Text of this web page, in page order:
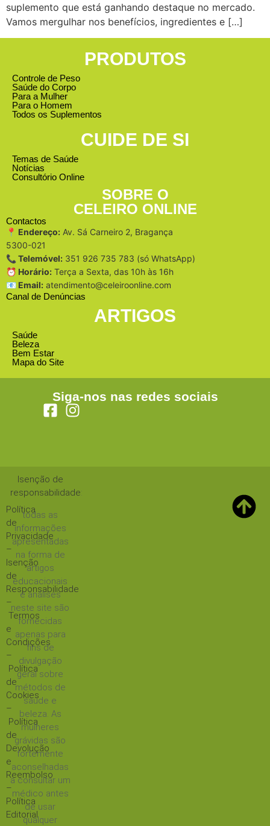
suplemento que está ganhando destaque no mercado.
Vamos mergulhar nos benefícios, ingredientes e […]
PRODUTOS
Controle de Peso
Saúde do Corpo
Para a Mulher
Para o Homem
Todos os Suplementos
CUIDE DE SI
Temas de Saúde
Notícias
Consultório Online
SOBRE O
CELEIRO ONLINE
Contactos
📍 Endereço: Av. Sá Carneiro 2, Bragança
5300-021
📞 Telemóvel: 351 926 735 783 (só WhatsApp)
⏰ Horário: Terça a Sexta, das 10h às 16h
📧 Email: atendimento@celeiroonline.com
Canal de Denúncias
ARTIGOS
Saúde
Beleza
Bem Estar
Mapa do Site
Siga-nos nas redes sociais
Política
de
Privacidade
–
Isenção
de
Responsabilidade
–
Termos
e
Condições
–
Política
de
Cookies
–
Política
de
Devolução
e
Reembolso
–
Política
Editorial
Isenção de
responsabilidade:
todas as
informações
apresentadas
na forma de
artigos
educacionais
e análises
neste site são
fornecidas
apenas para
fins de
divulgação
geral sobre
métodos de
saúde e
beleza. As
mulheres
grávidas são
fortemente
aconselhadas
a consultar um
médico antes
de usar
qualquer